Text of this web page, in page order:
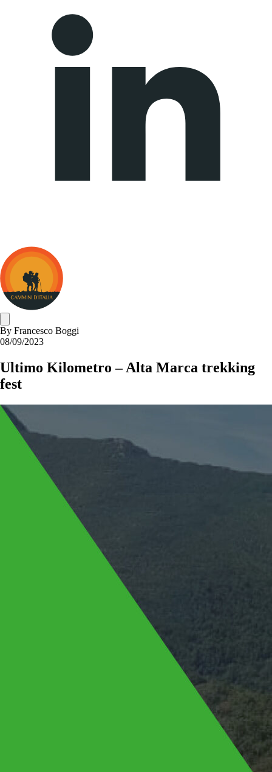
Cammini
d&#039;Italia
By Francesco Boggi
08/09/2023
Ultimo Kilometro – Alta Marca trekking
fest